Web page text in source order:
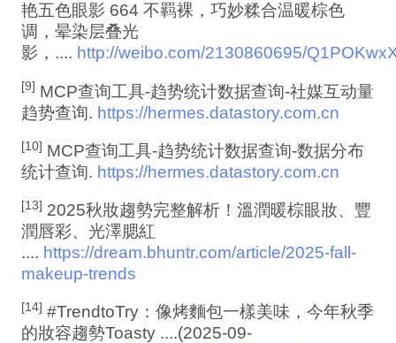
艳五色眼影 664 不羁裸，巧妙糅合温暖棕色
调，晕染层叠光
影，.... http://weibo.com/2130860695/
[9] MCP查询工具-趋势统计数据查询-社媒互动量
趋势查询. https://hermes.datastory.com.cn
[10] MCP查询工具-趋势统计数据查询-数据分布
统计查询. https://hermes.datastory.com.cn
[13] 2025秋妝趨勢完整解析！溫潤暖棕眼妝、豐
潤唇彩、光澤腮紅
.... https://dream.bhuntr.com/article/2025-fall-
makeup-trends
[14] #TrendtoTry：像烤麵包一樣美味，今年秋季
的妝容趨勢Toasty ....(2025-09-